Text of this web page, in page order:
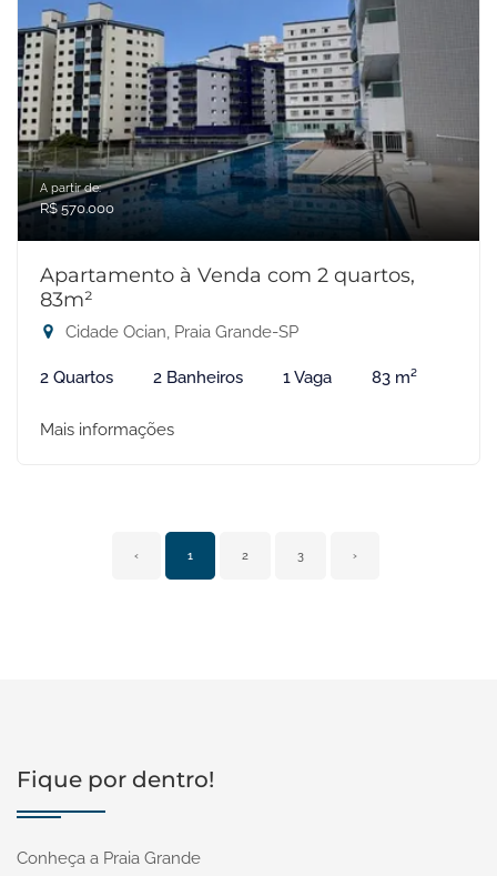
A partir de:
R$ 570.000
Apartamento à Venda com 2 quartos,
83m²
Cidade Ocian, Praia Grande-SP
2 Quartos 2 Banheiros 1 Vaga 83 m²
Mais informações
‹ 1 2 3 ›
Fique por dentro!
Conheça a Praia Grande